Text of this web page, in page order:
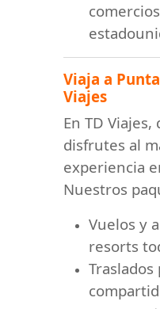
Viaja a
Viajes
En TD
disfrutes al
experiencia
Nuestros
Vuelos y
resorts
Traslados